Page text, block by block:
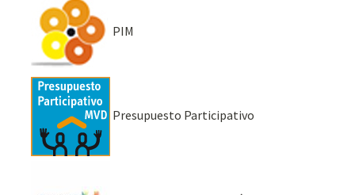
PIM
Presupuesto Participativo